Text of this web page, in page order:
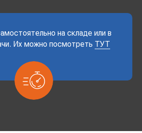
на складе или в
Их можно посмотреть ТУТ